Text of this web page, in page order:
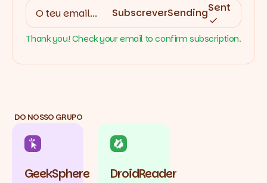
SubscreverSendingSent
Thank you! Check your email to confirm subscription.
DO NOSSO GRUPO
GeekSphere DroidReader